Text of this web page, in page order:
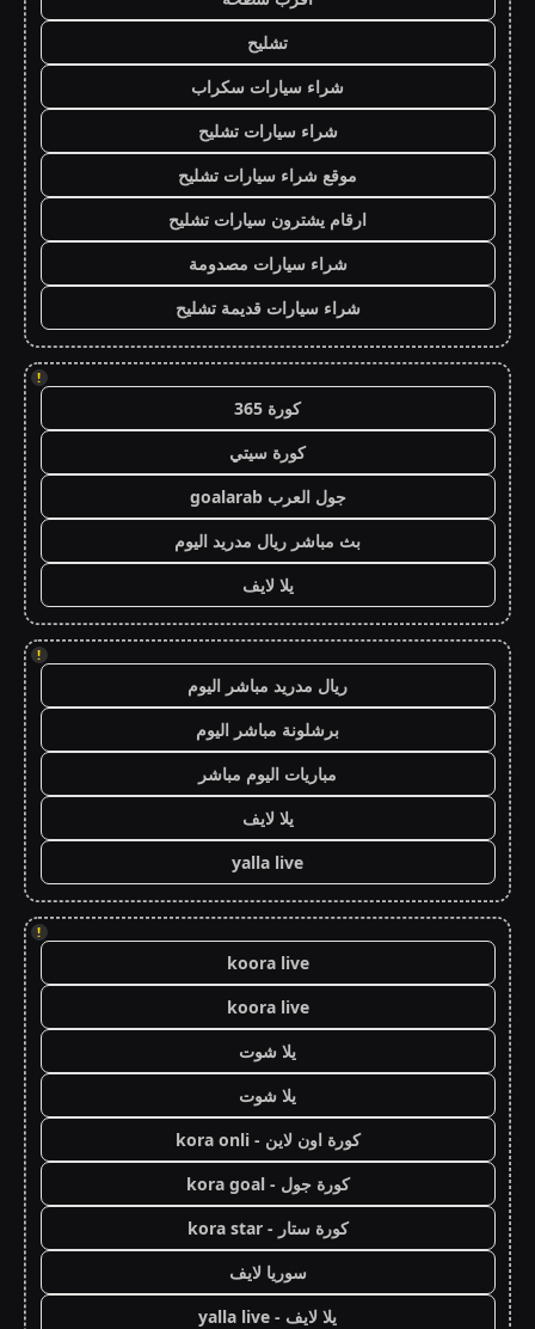
تشليح
شراء سيارات سكراب
شراء سيارات تشليح
موقع شراء سيارات تشليح
ارقام يشترون سيارات تشليح
شراء سيارات مصدومة
شراء سيارات قديمة تشليح
!
كورة 365
كورة سيتي
جول العرب goalarab
بث مباشر ريال مدريد اليوم
يلا لايف
!
ريال مدريد مباشر اليوم
برشلونة مباشر اليوم
مباريات اليوم مباشر
يلا لايف
yalla live
!
koora live
koora live
يلا شوت
يلا شوت
كورة اون لاين - kora onli
كورة جول - kora goal
كورة ستار - kora star
سوريا لايف
يلا لايف - yalla live